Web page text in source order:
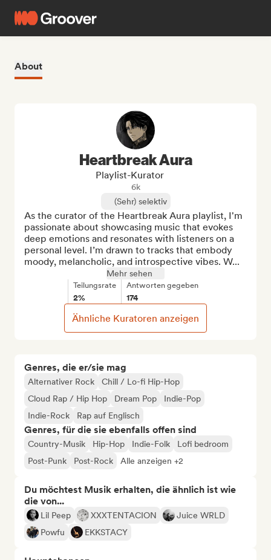
About
Genres, die er/sie mag
Alternativer Rock
Chill / Lo-fi Hip-Hop
Cloud Rap / Hip Hop
Dream Pop
Indie-Pop
Indie-Rock
Rap auf Englisch
Genres, für die sie ebenfalls offen sind
Country-Musik Hip-Hop Indie-Folk
Lofi bedroom
Post-Punk
Post-Rock Alle anzeigen +2
Du möchtest Musik erhalten, die ähnlich ist wie
die von...
Lil Peep XXXTENTACION
Juice WRLD
Powfu
EKKSTACY
Heartbreak Aura
Playlist-Kurator
6k
(Sehr) selektiv
As the curator of the Heartbreak Aura playlist, I'm
passionate about showcasing music that evokes
deep emotions and resonates with listeners on a
personal level. I’m drawn to tracks that embody
moody, melancholic, and introspective vibes. W...
Mehr sehen
Teilungsrate
2%
Antworten gegeben
174
Ähnliche Kuratoren anzeigen